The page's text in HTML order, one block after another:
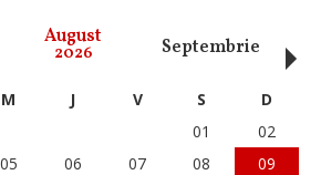
August
2026 Septembrie
M J V S
D
01
02
05 06 07 08
09